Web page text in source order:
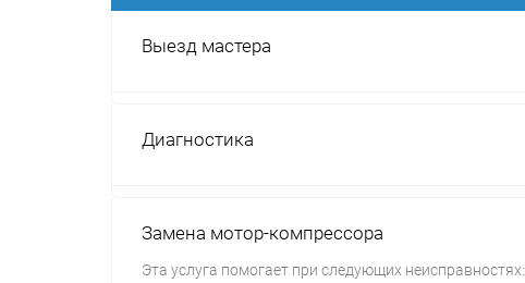
Выезд мастера
Диагностика
Замена мотор-компрессора
Эта услуга помогает при следующих неисправностях: